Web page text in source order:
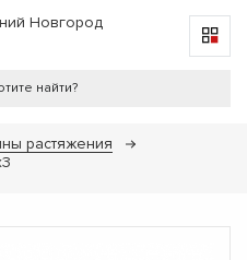
Новгород
растяжения